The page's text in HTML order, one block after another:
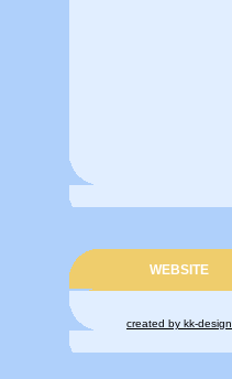
WEBSITE
created by kk-design